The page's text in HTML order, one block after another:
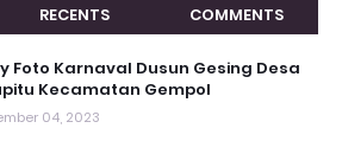
RECENTS COMMENTS
Foto Karnaval Dusun Gesing Desa
Kecamatan Gempol
04, 2023